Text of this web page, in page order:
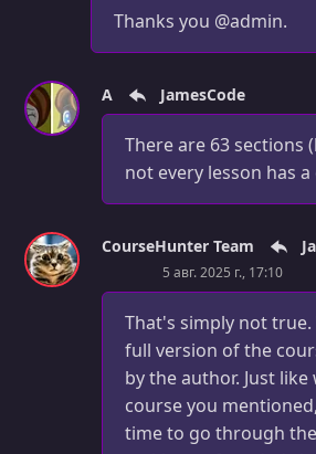
Thanks you @admin.
A JamesCode
There are 63 sections
not every lesson has
CourseHunter Team
5 авг. 2025 г., 17:10
That's simply not
full version of the
by the author. Just
course you
time to go through